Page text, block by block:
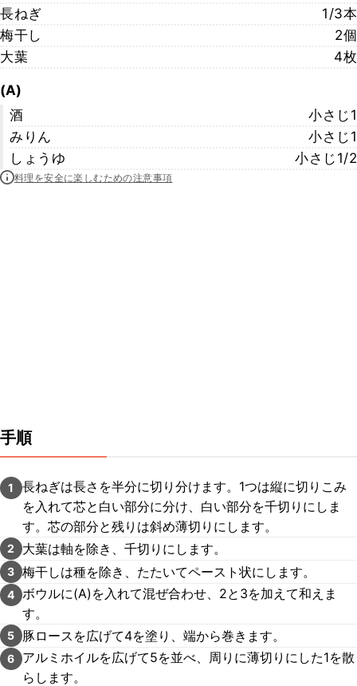
長ねぎ
1/3本
梅干し
2個
大葉
4枚
(A)
酒
小さじ1
みりん
小さじ1
しょうゆ
小さじ1/2
料理を安全に楽しむための注意事項
手順
1
長ねぎは長さを半分に切り分けます。1つは縦に切りこみ
を入れて芯と白い部分に分け、白い部分を千切りにしま
す。芯の部分と残りは斜め薄切りにします。
2 大葉は軸を除き、千切りにします。
3 梅干しは種を除き、たたいてペースト状にします。
4 ボウルに(A)を入れて混ぜ合わせ、2と3を加えて和えま
す。
5 豚ロースを広げて4を塗り、端から巻きます。
6
アルミホイルを広げて5を並べ、周りに薄切りにした1を散
らします。